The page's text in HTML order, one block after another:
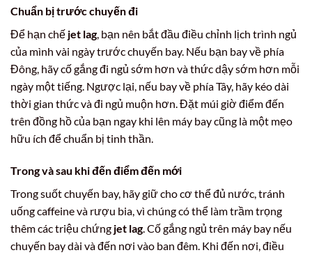
Chuẩn bị trước chuyến đi
Để hạn chế jet lag, bạn nên bắt đầu điều chỉnh lịch trình ngủ
của mình vài ngày trước chuyến bay. Nếu bạn bay về phía
Đông, hãy cố gắng đi ngủ sớm hơn và thức dậy sớm hơn mỗi
ngày một tiếng. Ngược lại, nếu bay về phía Tây, hãy kéo dài
thời gian thức và đi ngủ muộn hơn. Đặt múi giờ điểm đến
trên đồng hồ của bạn ngay khi lên máy bay cũng là một mẹo
hữu ích để chuẩn bị tinh thần.
Trong và sau khi đến điểm đến mới
Trong suốt chuyến bay, hãy giữ cho cơ thể đủ nước, tránh
uống caffeine và rượu bia, vì chúng có thể làm trầm trọng
thêm các triệu chứng jet lag. Cố gắng ngủ trên máy bay nếu
chuyến bay dài và đến nơi vào ban đêm. Khi đến nơi, điều